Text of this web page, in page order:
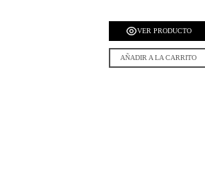
VER PRODUCTO
AÑADIR A LA CARRITO